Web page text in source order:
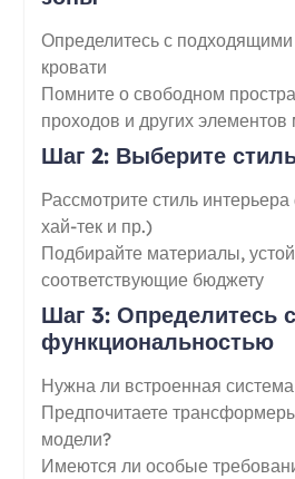
Определитесь с
кровати
Помните о свободном
проходов и других элементов
Шаг 2: Выберите
Рассмотрите стиль
хай-тек и пр.)
Подбирайте материалы,
соответствующие бюджету
Шаг 3: Определитесь с
функциональностью
Нужна ли встроенная
Предпочитаете
модели?
Имеются ли особые